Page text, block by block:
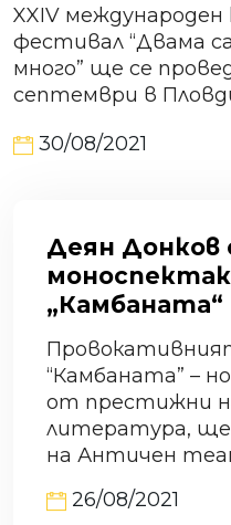
XXIV
фестивал “Двама
много” ще се
септември в
30/08/2021
Деян Донков
„Камбаната“
“Камбаната” –
от престижни
литература, ще
на Античен
26/08/2021